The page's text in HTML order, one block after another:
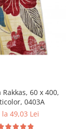
60 x 400,
0403A
49,03 Lei